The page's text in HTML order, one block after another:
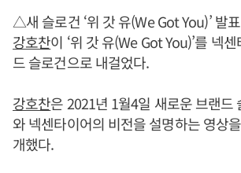
△새 슬로건 ‘위 갓 유(We Got You)’ 발표
강호찬이 ‘위 갓 유(We Got You)’를 넥
드 슬로건으로 내걸었다.
강호찬은 2021년 1월4일 새로운 브랜드
와 넥센타이어의 비전을 설명하는 영상
개했다.